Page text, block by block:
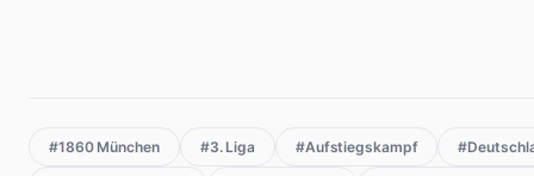
#1860 München #3. Liga #Aufstiegskampf